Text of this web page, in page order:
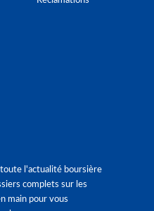
toute l'actualité boursière
complets sur les
main pour vous